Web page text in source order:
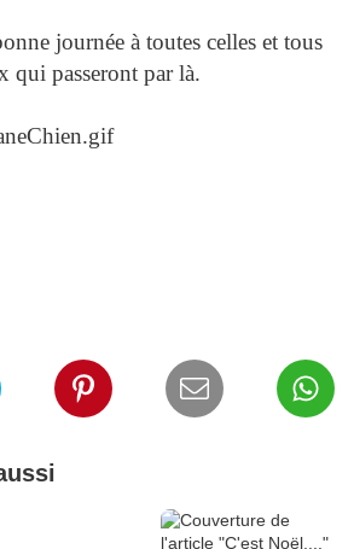
journée à toutes celles et tous
qui passeront par là.